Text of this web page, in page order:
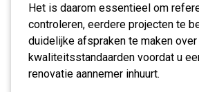
Het is daarom essentieel om
controleren, eerdere projecten te
duidelijke afspraken te maken
kwaliteitsstandaarden voordat u
renovatie aannemer inhuurt.